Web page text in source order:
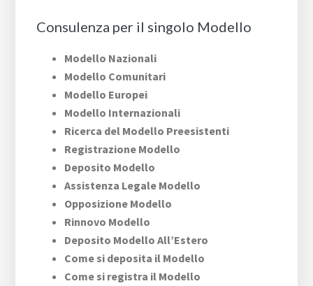
Consulenza per il singolo Modello
Modello Nazionali
Modello Comunitari
Modello Europei
Modello Internazionali
Ricerca del Modello Preesistenti
Registrazione Modello
Deposito Modello
Assistenza Legale Modello
Opposizione Modello
Rinnovo Modello
Deposito Modello All’Estero
Come si deposita il Modello
Come si registra il Modello